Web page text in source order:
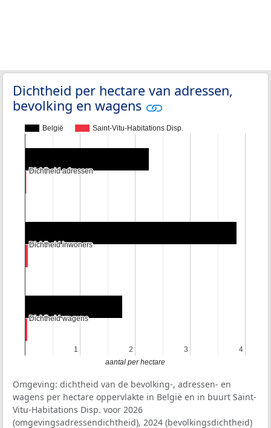
Dichtheid per hectare van adressen,
bevolking en wagens
België Saint-Vitu-Habitations Disp.
1
1 2
2 3
3 4
4
Dichtheid adressen
Dichtheid adressen
Dichtheid inwoners
Dichtheid inwoners
Dichtheid wagens
Dichtheid wagens
aantal per hectare
Omgeving: dichtheid van de bevolking-, adressen- en
wagens per hectare oppervlakte in België en in buurt Saint-
Vitu-Habitations Disp. voor 2026
(omgevingsadressendichtheid), 2024 (bevolkingsdichtheid)